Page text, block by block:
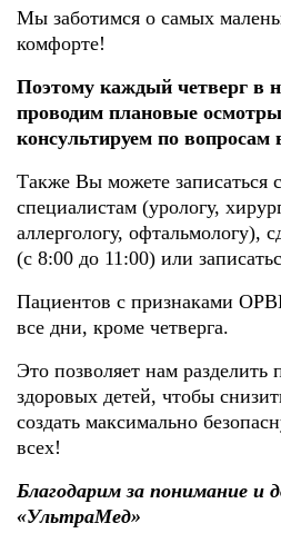
Мы заботимся о самых
комфорте!
Поэтому каждый четверг в
проводим плановые
консультируем по вопросам
Также Вы можете записаться
специалистам (урологу,
аллергологу, офтальмологу),
(с 8:00 до 11:00) или
Пациентов с признаками
все дни, кроме четверга.
Это позволяет нам разделить
здоровых детей, чтобы
создать максимально
всех!
Благодарим за понимание и
«УльтраМед»